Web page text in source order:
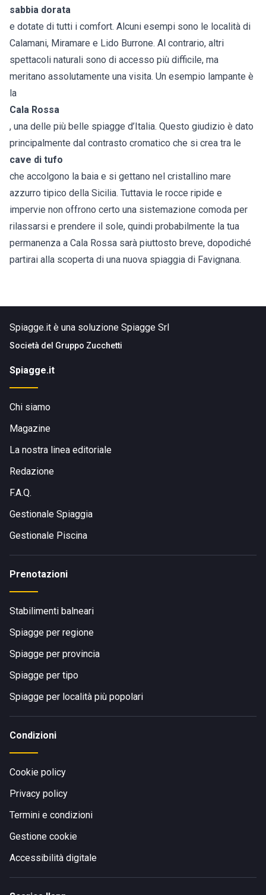
sabbia dorata
e dotate di tutti i comfort. Alcuni esempi sono le località di
Calamani, Miramare e Lido Burrone. Al contrario, altri
spettacoli naturali sono di accesso più difficile, ma
meritano assolutamente una visita. Un esempio lampante è
la
Cala Rossa
, una delle più belle spiagge d’Italia. Questo giudizio è dato
principalmente dal contrasto cromatico che si crea tra le
cave di tufo
che accolgono la baia e si gettano nel cristallino mare
azzurro tipico della Sicilia. Tuttavia le rocce ripide e
impervie non offrono certo una sistemazione comoda per
rilassarsi e prendere il sole, quindi probabilmente la tua
permanenza a Cala Rossa sarà piuttosto breve, dopodiché
partirai alla scoperta di una nuova spiaggia di Favignana.
Spiagge.it è una soluzione Spiagge Srl
Società del Gruppo Zucchetti
Spiagge.it
Chi siamo
Magazine
La nostra linea editoriale
Redazione
F.A.Q.
Gestionale Spiaggia
Gestionale Piscina
Prenotazioni
Stabilimenti balneari
Spiagge per regione
Spiagge per provincia
Spiagge per tipo
Spiagge per località più popolari
Condizioni
Cookie policy
Privacy policy
Termini e condizioni
Gestione cookie
Accessibilità digitale